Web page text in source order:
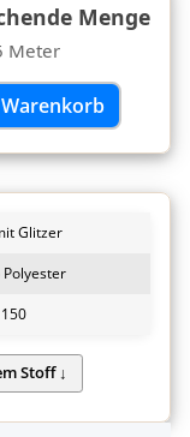
Menge
Meter
Glitzer
Polyester
150